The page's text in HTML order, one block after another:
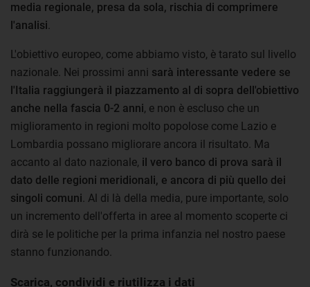
media regionale, presa da sola, rischia di comprimere
l'analisi.
L'obiettivo europeo, come abbiamo visto, è tarato sul livello
nazionale. Nei prossimi anni sarà interessante vedere se
l'Italia raggiungerà il piazzamento al di sopra dell'obiettivo
anche nella fascia 0-2 anni, e non è escluso che un
miglioramento in regioni molto popolose come Lazio e
Lombardia possano migliorare ancora il risultato. Ma
accanto al dato nazionale, il vero banco di prova sarà il
dato delle regioni meridionali, e ancora di più quello dei
singoli comuni. Al di là della media, pure importante, solo
un incremento dell'offerta in aree al momento scoperte ci
dirà se le politiche per la prima infanzia nel nostro paese
stanno funzionando.
Scarica, condividi e riutilizza i dati